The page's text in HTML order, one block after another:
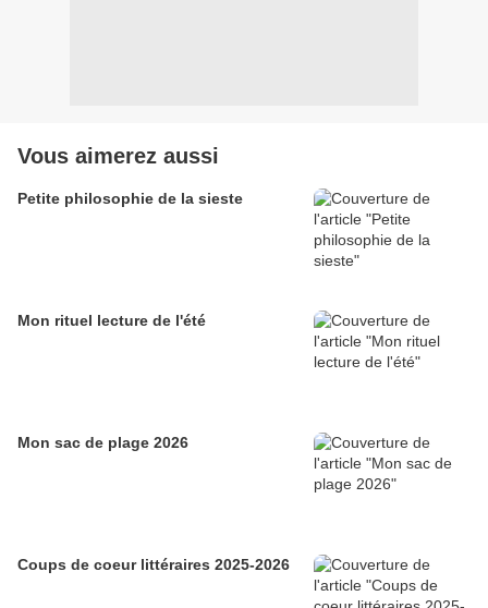
Vous aimerez aussi
Petite philosophie de la sieste
Mon rituel lecture de l'été
Mon sac de plage 2026
Coups de coeur littéraires 2025-2026